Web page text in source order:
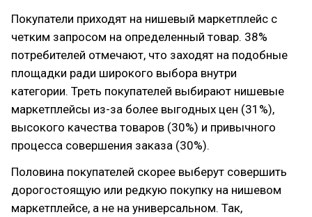
Покупатели приходят на нишевый маркетплейс с
четким запросом на определенный товар. 38%
потребителей отмечают, что заходят на подобные
площадки ради широкого выбора внутри
категории. Треть покупателей выбирают нишевые
маркетплейсы из-за более выгодных цен (31%),
высокого качества товаров (30%) и привычного
процесса совершения заказа (30%).
Половина покупателей скорее выберут совершить
дорогостоящую или редкую покупку на нишевом
маркетплейсе, а не на универсальном. Так,